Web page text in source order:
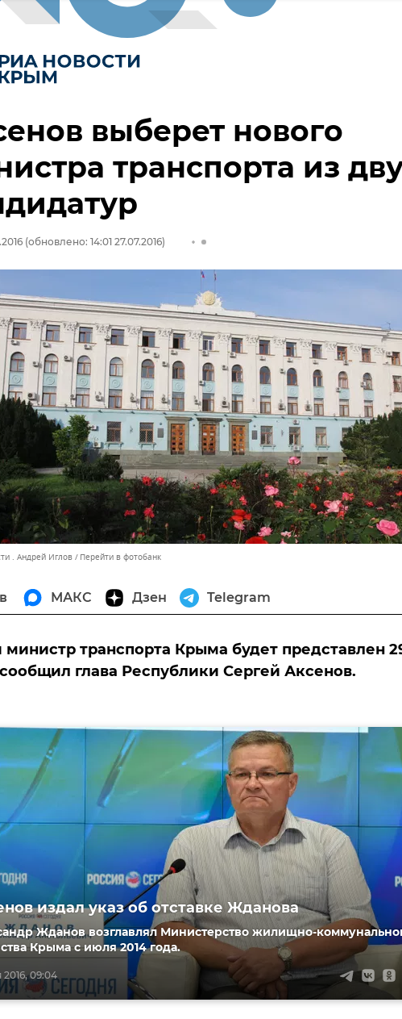
выберет нового
транспорта из
(обновлено: 14:01 27.07.2016)
. Андрей Иглов Перейти в фотобанк
МАКС Дзен Telegram
транспорта Крыма будет представлен
глава Республики Сергей Аксенов.
09:04
издал указ об отставке Жданова
Жданов возглавлял Министерство жилищно-
Крыма с июля 2014 года.